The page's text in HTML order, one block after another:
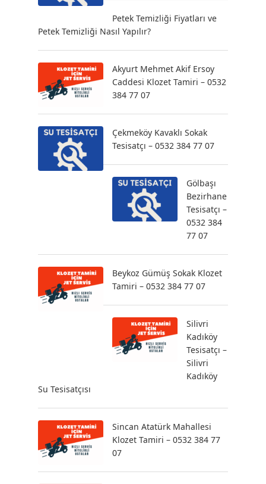
Petek Temizliği Fiyatları ve
Petek Temizliği Nasıl Yapılır?
Akyurt Mehmet Akif Ersoy
Caddesi Klozet Tamiri – 0532
384 77 07
Çekmeköy Kavaklı Sokak
Tesisatçı – 0532 384 77 07
Gölbaşı
Bezirhane
Tesisatçı –
0532 384
77 07
Beykoz Gümüş Sokak Klozet
Tamiri – 0532 384 77 07
Silivri
Kadıköy
Tesisatçı –
Silivri
Kadıköy
Su Tesisatçısı
Sincan Atatürk Mahallesi
Klozet Tamiri – 0532 384 77
07